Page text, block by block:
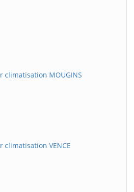
climatisation MOUGINS
climatisation VENCE